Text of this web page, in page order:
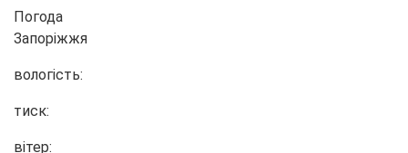
Погода
Запоріжжя
вологість:
тиск:
вітер: